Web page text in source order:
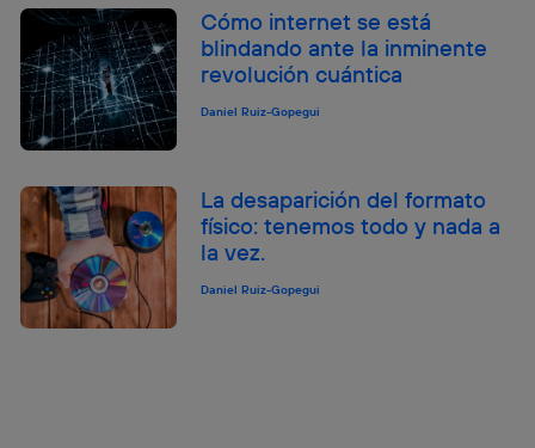
Cómo internet se está
blindando ante la inminente
revolución cuántica
Daniel Ruiz-Gopegui
La desaparición del formato
físico: tenemos todo y nada a
la vez.
Daniel Ruiz-Gopegui